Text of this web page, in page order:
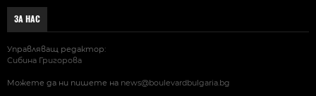
ЗА НАС
Управляващ редактор:
Сибина Григорова
Можете да ни пишете на news@boulevardbulgaria.bg